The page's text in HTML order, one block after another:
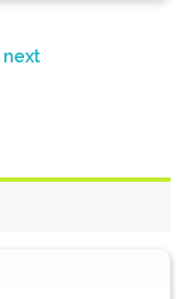
next